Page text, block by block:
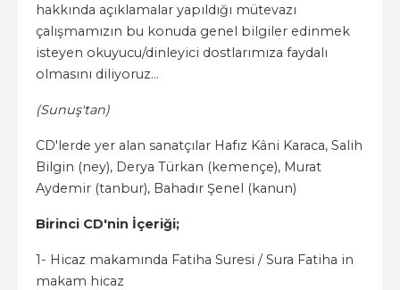
hakkında açıklamalar yapıldığı mütevazı
çalışmamızın bu konuda genel bilgiler edinmek
isteyen okuyucu/dinleyici dostlarımıza faydalı
olmasını diliyoruz...
(Sunuş'tan)
CD'lerde yer alan sanatçılar Hafız Kâni Karaca, Salih
Bilgin (ney), Derya Türkan (kemençe), Murat
Aydemir (tanbur), Bahadır Şenel (kanun)
Birinci CD'nin İçeriği;
1- Hicaz makamında Fatiha Suresi / Sura Fatiha in
makam hicaz